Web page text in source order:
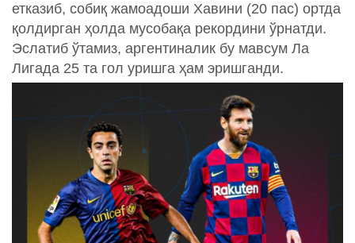
етказиб, собиқ жамоадоши Хавини (20 пас) ортда
қолдирган ҳолда мусобақа рекордини ўрнатди.
Эслатиб ўтамиз, аргентиналик бу мавсум Ла
Лигада 25 та гол уришга ҳам эришганди.